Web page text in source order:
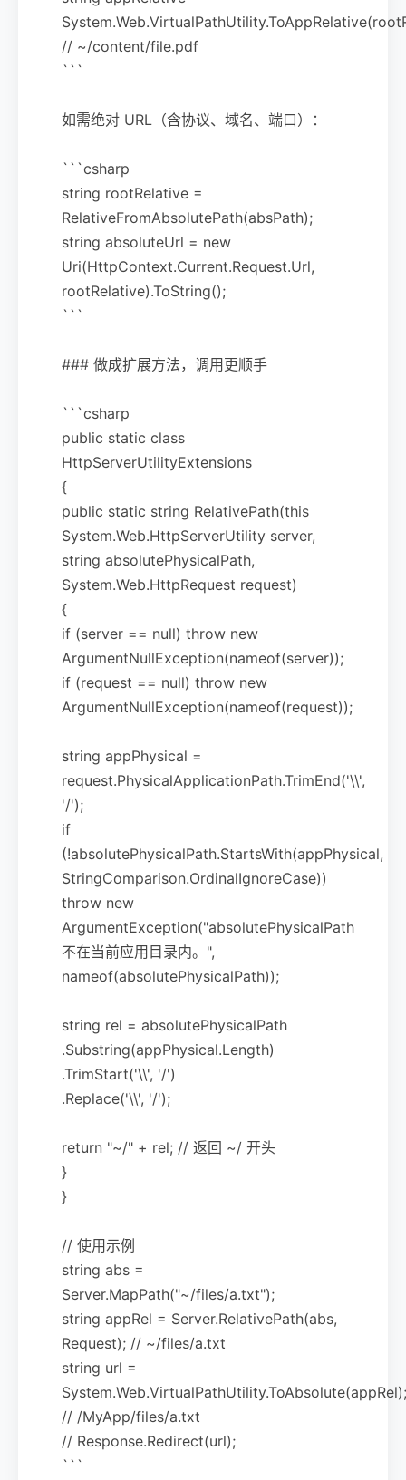
// ~/content/file.pdf
```
如需绝对 URL（含协议、域名、端口）：
```csharp
string rootRelative =
RelativeFromAbsolutePath(absPath);
string absoluteUrl = new
Uri(HttpContext.Current.Request.Url,
rootRelative).ToString();
```
### 做成扩展方法，调用更顺手
```csharp
public static class
HttpServerUtilityExtensions
{
public static string RelativePath(this
System.Web.HttpServerUtility server,
string absolutePhysicalPath,
System.Web.HttpRequest request)
{
if (server == null) throw new
ArgumentNullException(nameof(server));
if (request == null) throw new
ArgumentNullException(nameof(request));
string appPhysical =
request.PhysicalApplicationPath.TrimEnd('\\',
'/');
if
(!absolutePhysicalPath.StartsWith(appPhysical,
StringComparison.OrdinalIgnoreCase))
throw new
ArgumentException("absolutePhysicalPath
不在当前应用目录内。",
nameof(absolutePhysicalPath));
string rel = absolutePhysicalPath
.Substring(appPhysical.Length)
.TrimStart('\\', '/')
.Replace('\\', '/');
return "~/" + rel; // 返回 ~/ 开头
}
}
// 使用示例
string abs =
Server.MapPath("~/files/a.txt");
string appRel = Server.RelativePath(abs,
Request); // ~/files/a.txt
string url =
System.Web.VirtualPathUtility.ToAbsolute(appRel);
// /MyApp/files/a.txt
// Response.Redirect(url);
```